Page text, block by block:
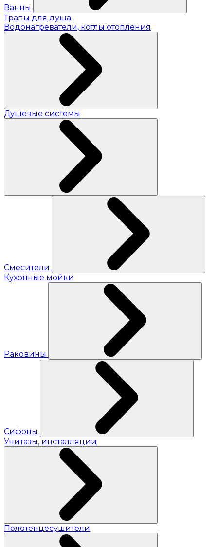
Ванны
Трапы для душа
Водонагреватели, котлы отопления
Душевые системы
Смесители
Кухонные мойки
Раковины
Сифоны
Унитазы, инсталляции
Полотенцесушители